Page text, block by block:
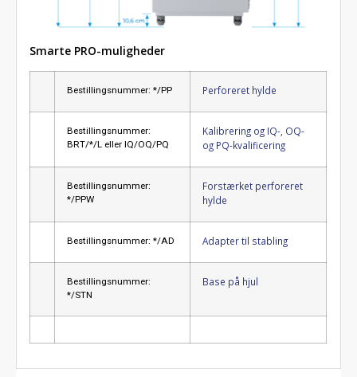
Smarte PRO-muligheder
Bestillingsnummer: */PP Perforeret hylde
Bestillingsnummer:
BRT/*/L eller IQ/OQ/PQ
Kalibrering og IQ-, OQ-
og PQ-kvalificering
Bestillingsnummer:
*/PPW
Forstærket perforeret
hylde
Bestillingsnummer: */AD Adapter til stabling
Bestillingsnummer:
*/STN
Base på hjul